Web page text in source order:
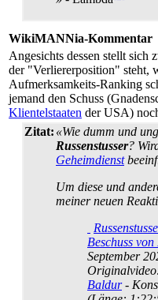
WikiMANNia-Kommentar
Angesichts dessen stellt sich
der "Verlierer­position" steht,
Aufmerksamkeits-Ranking
jemand den Schuss
Klientelstaaten der USA)
Zitat: «Wie dumm und
Russenstusser?
Geheimdienst
Um diese und
meiner neuen
Beschuss
September
Baldur-